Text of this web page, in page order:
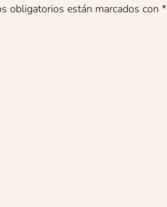
obligatorios están marcados con *